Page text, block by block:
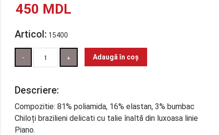
450 MDL
Articol: 15400
Cantitate
Adaugă în coș
Descriere:
Compozitie: 81% poliamida, 16% elastan, 3% bumbac
Chiloți brazilieni delicati cu talie înaltă din luxoasa linie
Piano.